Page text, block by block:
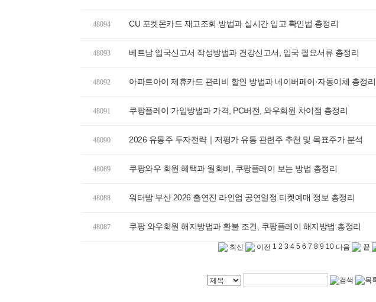
48094 CU 포켓몬카드 재고조회 방법과 실시간 입고 확인법 총정리
48093 베트남 입국신고서 작성방법과 건강신고서, 입국 필요서류 총정리
48092 아파트아이 제휴카드 관리비 할인 방법과 네이버페이·자동이체 총정리
48091 쿠팡플레이 가입방법과 가격, PC버전, 와우회원 차이점 총정리
48090 2026 유통주 투자전략｜저평가 유통 관련주 추천 및 목표주가 분석
48089 쿠팡와우 회원 혜택과 월회비, 쿠팡플레이 보는 방법 총정리
48088 워터밤 부산 2026 출연진 라인업 공연일정 티켓예매 정보 총정리
48087 쿠팡 와우회원 해지방법과 환불 조건, 쿠팡플레이 해지방법 총정리
최신 이전 1 2 3 4 5 6 7 8 9 10 다음 끝